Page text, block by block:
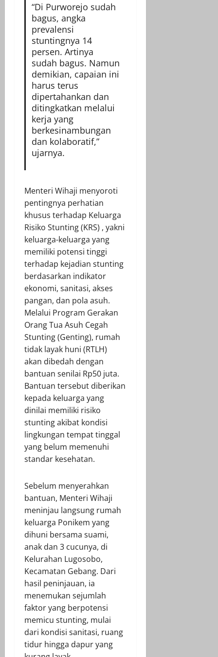
“Di Purworejo sudah
bagus, angka
prevalensi
stuntingnya 14
persen. Artinya
sudah bagus. Namun
demikian, capaian ini
harus terus
dipertahankan dan
ditingkatkan melalui
kerja yang
berkesinambungan
dan kolaboratif,”
ujarnya.
Menteri Wihaji menyoroti
pentingnya perhatian
khusus terhadap Keluarga
Risiko Stunting (KRS) , yakni
keluarga-keluarga yang
memiliki potensi tinggi
terhadap kejadian stunting
berdasarkan indikator
ekonomi, sanitasi, akses
pangan, dan pola asuh.
Melalui Program Gerakan
Orang Tua Asuh Cegah
Stunting (Genting), rumah
tidak layak huni (RTLH)
akan dibedah dengan
bantuan senilai Rp50 juta.
Bantuan tersebut diberikan
kepada keluarga yang
dinilai memiliki risiko
stunting akibat kondisi
lingkungan tempat tinggal
yang belum memenuhi
standar kesehatan.
Sebelum menyerahkan
bantuan, Menteri Wihaji
meninjau langsung rumah
keluarga Ponikem yang
dihuni bersama suami,
anak dan 3 cucunya, di
Kelurahan Lugosobo,
Kecamatan Gebang. Dari
hasil peninjauan, ia
menemukan sejumlah
faktor yang berpotensi
memicu stunting, mulai
dari kondisi sanitasi, ruang
tidur hingga dapur yang